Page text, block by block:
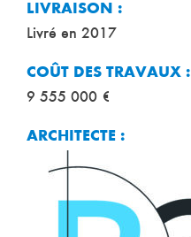
LIVRAISON :
Livré en 2017
COÛT DES TRAVAUX :
9 555 000 €
ARCHITECTE :